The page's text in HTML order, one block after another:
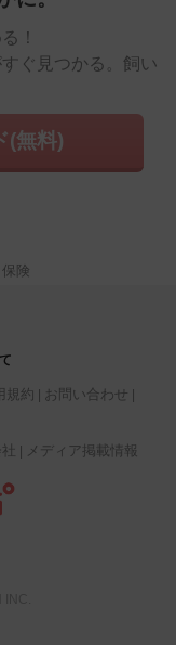
！
ぐ見つかる。飼い
(無料)
険
規約
お問い合わせ
メディア掲載情報